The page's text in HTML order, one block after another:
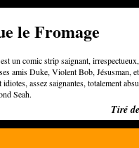
le Fromage
un comic strip saignant,
amis Duke, Violent Bob, Jésusman,
assez saignantes, totalement
Seah.
Tiré